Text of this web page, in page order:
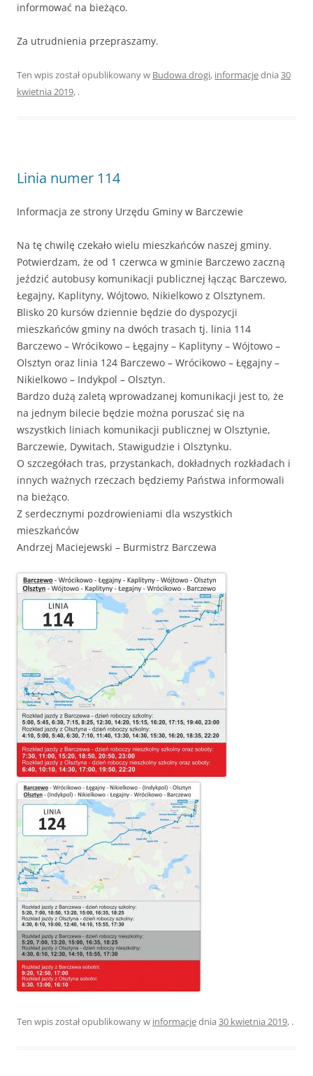
informować na bieżąco.
Za utrudnienia przepraszamy.
Ten wpis został opublikowany w Budowa drogi, informacjednia 30
kwietnia 2019, .
Linia numer 114
Informacja ze strony Urzędu Gminy w Barczewie
Na tę chwilę czekało wielu mieszkańców naszej gminy.
Potwierdzam, że od 1 czerwca w gminie Barczewo zaczną
jeździć autobusy komunikacji publicznej łącząc Barczewo,
Łegajny, Kaplityny, Wójtowo, Nikielkowo z Olsztynem.
Blisko 20 kursów dziennie będzie do dyspozycji
mieszkańców gminy na dwóch trasach tj. linia 114
Barczewo – Wrócikowo – Łęgajny – Kaplityny – Wójtowo –
Olsztyn oraz linia 124 Barczewo – Wrócikowo – Łęgajny –
Nikielkowo – Indykpol – Olsztyn.
Bardzo dużą zaletą wprowadzanej komunikacji jest to, że
na jednym bilecie będzie można poruszać się na
wszystkich liniach komunikacji publicznej w Olsztynie,
Barczewie, Dywitach, Stawigudzie i Olsztynku.
O szczegółach tras, przystankach, dokładnych rozkładach i
innych ważnych rzeczach będziemy Państwa informowali
na bieżąco.
Z serdecznymi pozdrowieniami dla wszystkich
mieszkańców
Andrzej Maciejewski – Burmistrz Barczewa
Ten wpis został opublikowany w informacjednia 30 kwietnia 2019, .